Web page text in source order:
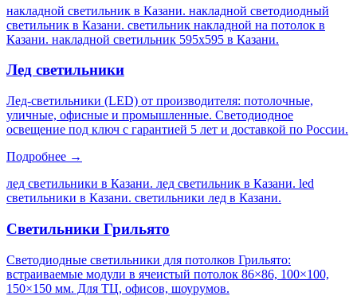
накладной светильник в Казани. накладной светодиодный
светильник в Казани. светильник накладной на потолок в
Казани. накладной светильник 595х595 в Казани.
Лед светильники
Лед-светильники (LED) от производителя: потолочные,
уличные, офисные и промышленные. Светодиодное
освещение под ключ с гарантией 5 лет и доставкой по России.
Подробнее →
лед светильники в Казани. лед светильник в Казани. led
светильники в Казани. светильники лед в Казани.
Светильники Грильято
Светодиодные светильники для потолков Грильято:
встраиваемые модули в ячеистый потолок 86×86, 100×100,
150×150 мм. Для ТЦ, офисов, шоурумов.